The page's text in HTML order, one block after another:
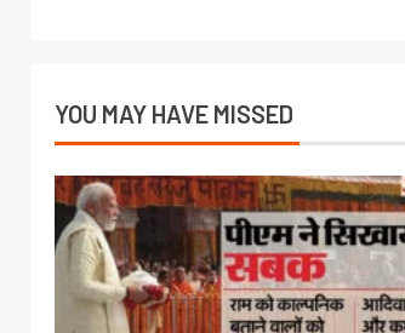
YOU MAY HAVE MISSED